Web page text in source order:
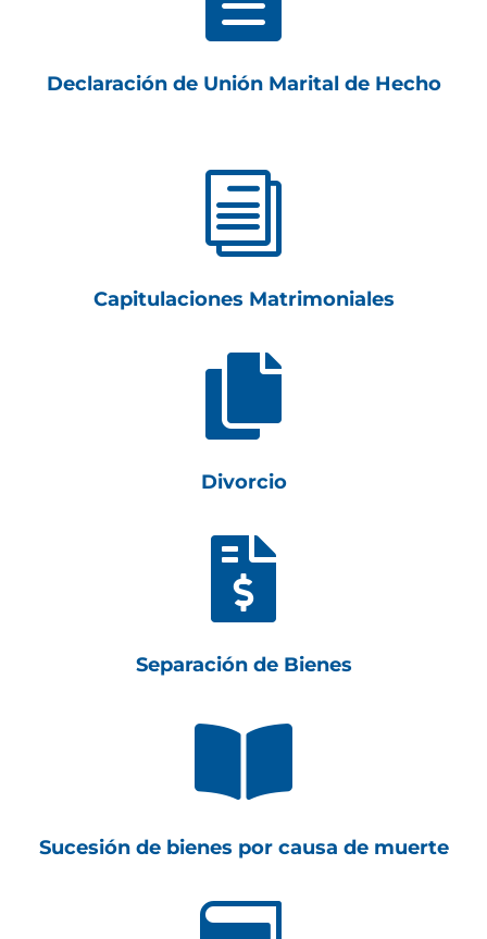
Declaración de Unión Marital de Hecho
i
Capitulaciones Matrimoniales

Divorcio

Separación de Bienes

Sucesión de bienes por causa de muerte